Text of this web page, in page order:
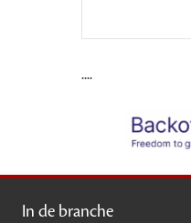
....
In de branche